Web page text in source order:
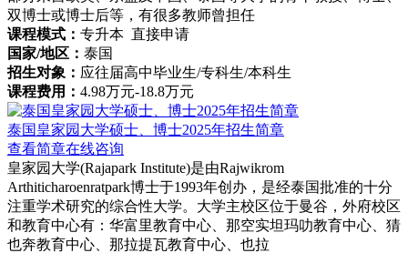
双博士或博士后等，有很多教师曾担任
课程模式： 专升本 直接申请
国家/地区： 泰国
招生对象： 应往届高中毕业生/专科生/本科生
课程费用： 4.98万元-18.8万元
泰国皇家园大学硕士、博士2025年招生简章
查看简章在线咨询
皇家园大学(Rajapark Institute)是由Rajwikrom
Arthiticharoenratpark博士于1993年创办，是经泰国批准的十分
注重学术研究的综合性大学。大学主校区位于曼谷，外府校区
和教育中心有：华富里教育中心、那空实坦玛叻教育中心、猜
也奔教育中心、那拉提瓦教育中心、也拉